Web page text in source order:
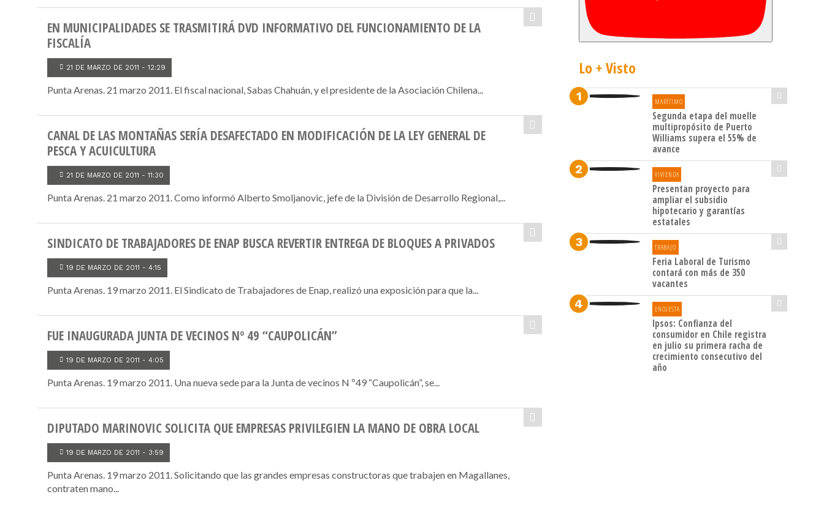
EN MUNICIPALIDADES SE TRASMITIRÁ DVD INFORMATIVO DEL FUNCIONAMIENTO DE LA
FISCALÍA
21 DE MARZO DE 2011 - 12:29
Punta Arenas. 21 marzo 2011. El fiscal nacional, Sabas Chahuán, y el presidente de la Asociación Chilena...
CANAL DE LAS MONTAÑAS SERÍA DESAFECTADO EN MODIFICACIÓN DE LA LEY GENERAL DE
PESCA Y ACUICULTURA
21 DE MARZO DE 2011 - 11:30
Punta Arenas. 21 marzo 2011. Como informó Alberto Smoljanovic, jefe de la División de Desarrollo Regional,...
SINDICATO DE TRABAJADORES DE ENAP BUSCA REVERTIR ENTREGA DE BLOQUES A PRIVADOS
19 DE MARZO DE 2011 - 4:15
Punta Arenas. 19 marzo 2011. El Sindicato de Trabajadores de Enap, realizó una exposición para que la...
FUE INAUGURADA JUNTA DE VECINOS Nº 49 “CAUPOLICÁN”
19 DE MARZO DE 2011 - 4:05
Punta Arenas. 19 marzo 2011. Una nueva sede para la Junta de vecinos N º49 “Caupolicán”, se...
DIPUTADO MARINOVIC SOLICITA QUE EMPRESAS PRIVILEGIEN LA MANO DE OBRA LOCAL
19 DE MARZO DE 2011 - 3:59
Punta Arenas. 19 marzo 2011. Solicitando que las grandes empresas constructoras que trabajen en Magallanes,
contraten mano...
Lo + Visto
MARÍTIMO
Segunda etapa del muelle
multipropósito de Puerto
Williams supera el 55% de
avance
VIVIENDA
Presentan proyecto para
ampliar el subsidio
hipotecario y garantías
estatales
TRABAJO
Feria Laboral de Turismo
contará con más de 350
vacantes
ENCUESTA
Ipsos: Confianza del
consumidor en Chile registra
en julio su primera racha de
crecimiento consecutivo del
año